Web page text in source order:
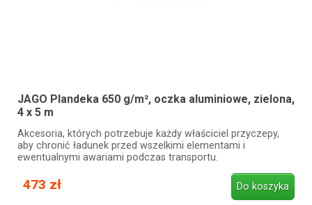
JAGO Plandeka 650 g/m², oczka aluminiowe, zielona,
4 x 5 m
Akcesoria, których potrzebuje każdy właściciel przyczepy,
aby chronić ładunek przed wszelkimi elementami i
ewentualnymi awariami podczas transportu.
473 zł Do koszyka